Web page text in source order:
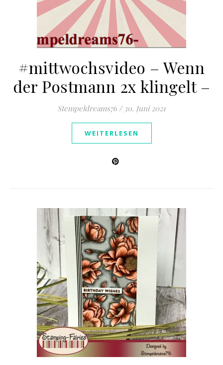
#mittwochsvideo – Wenn
der Postmann 2x klingelt –
Stempeldreams76 / 30. Juni 2021
WEITERLESEN